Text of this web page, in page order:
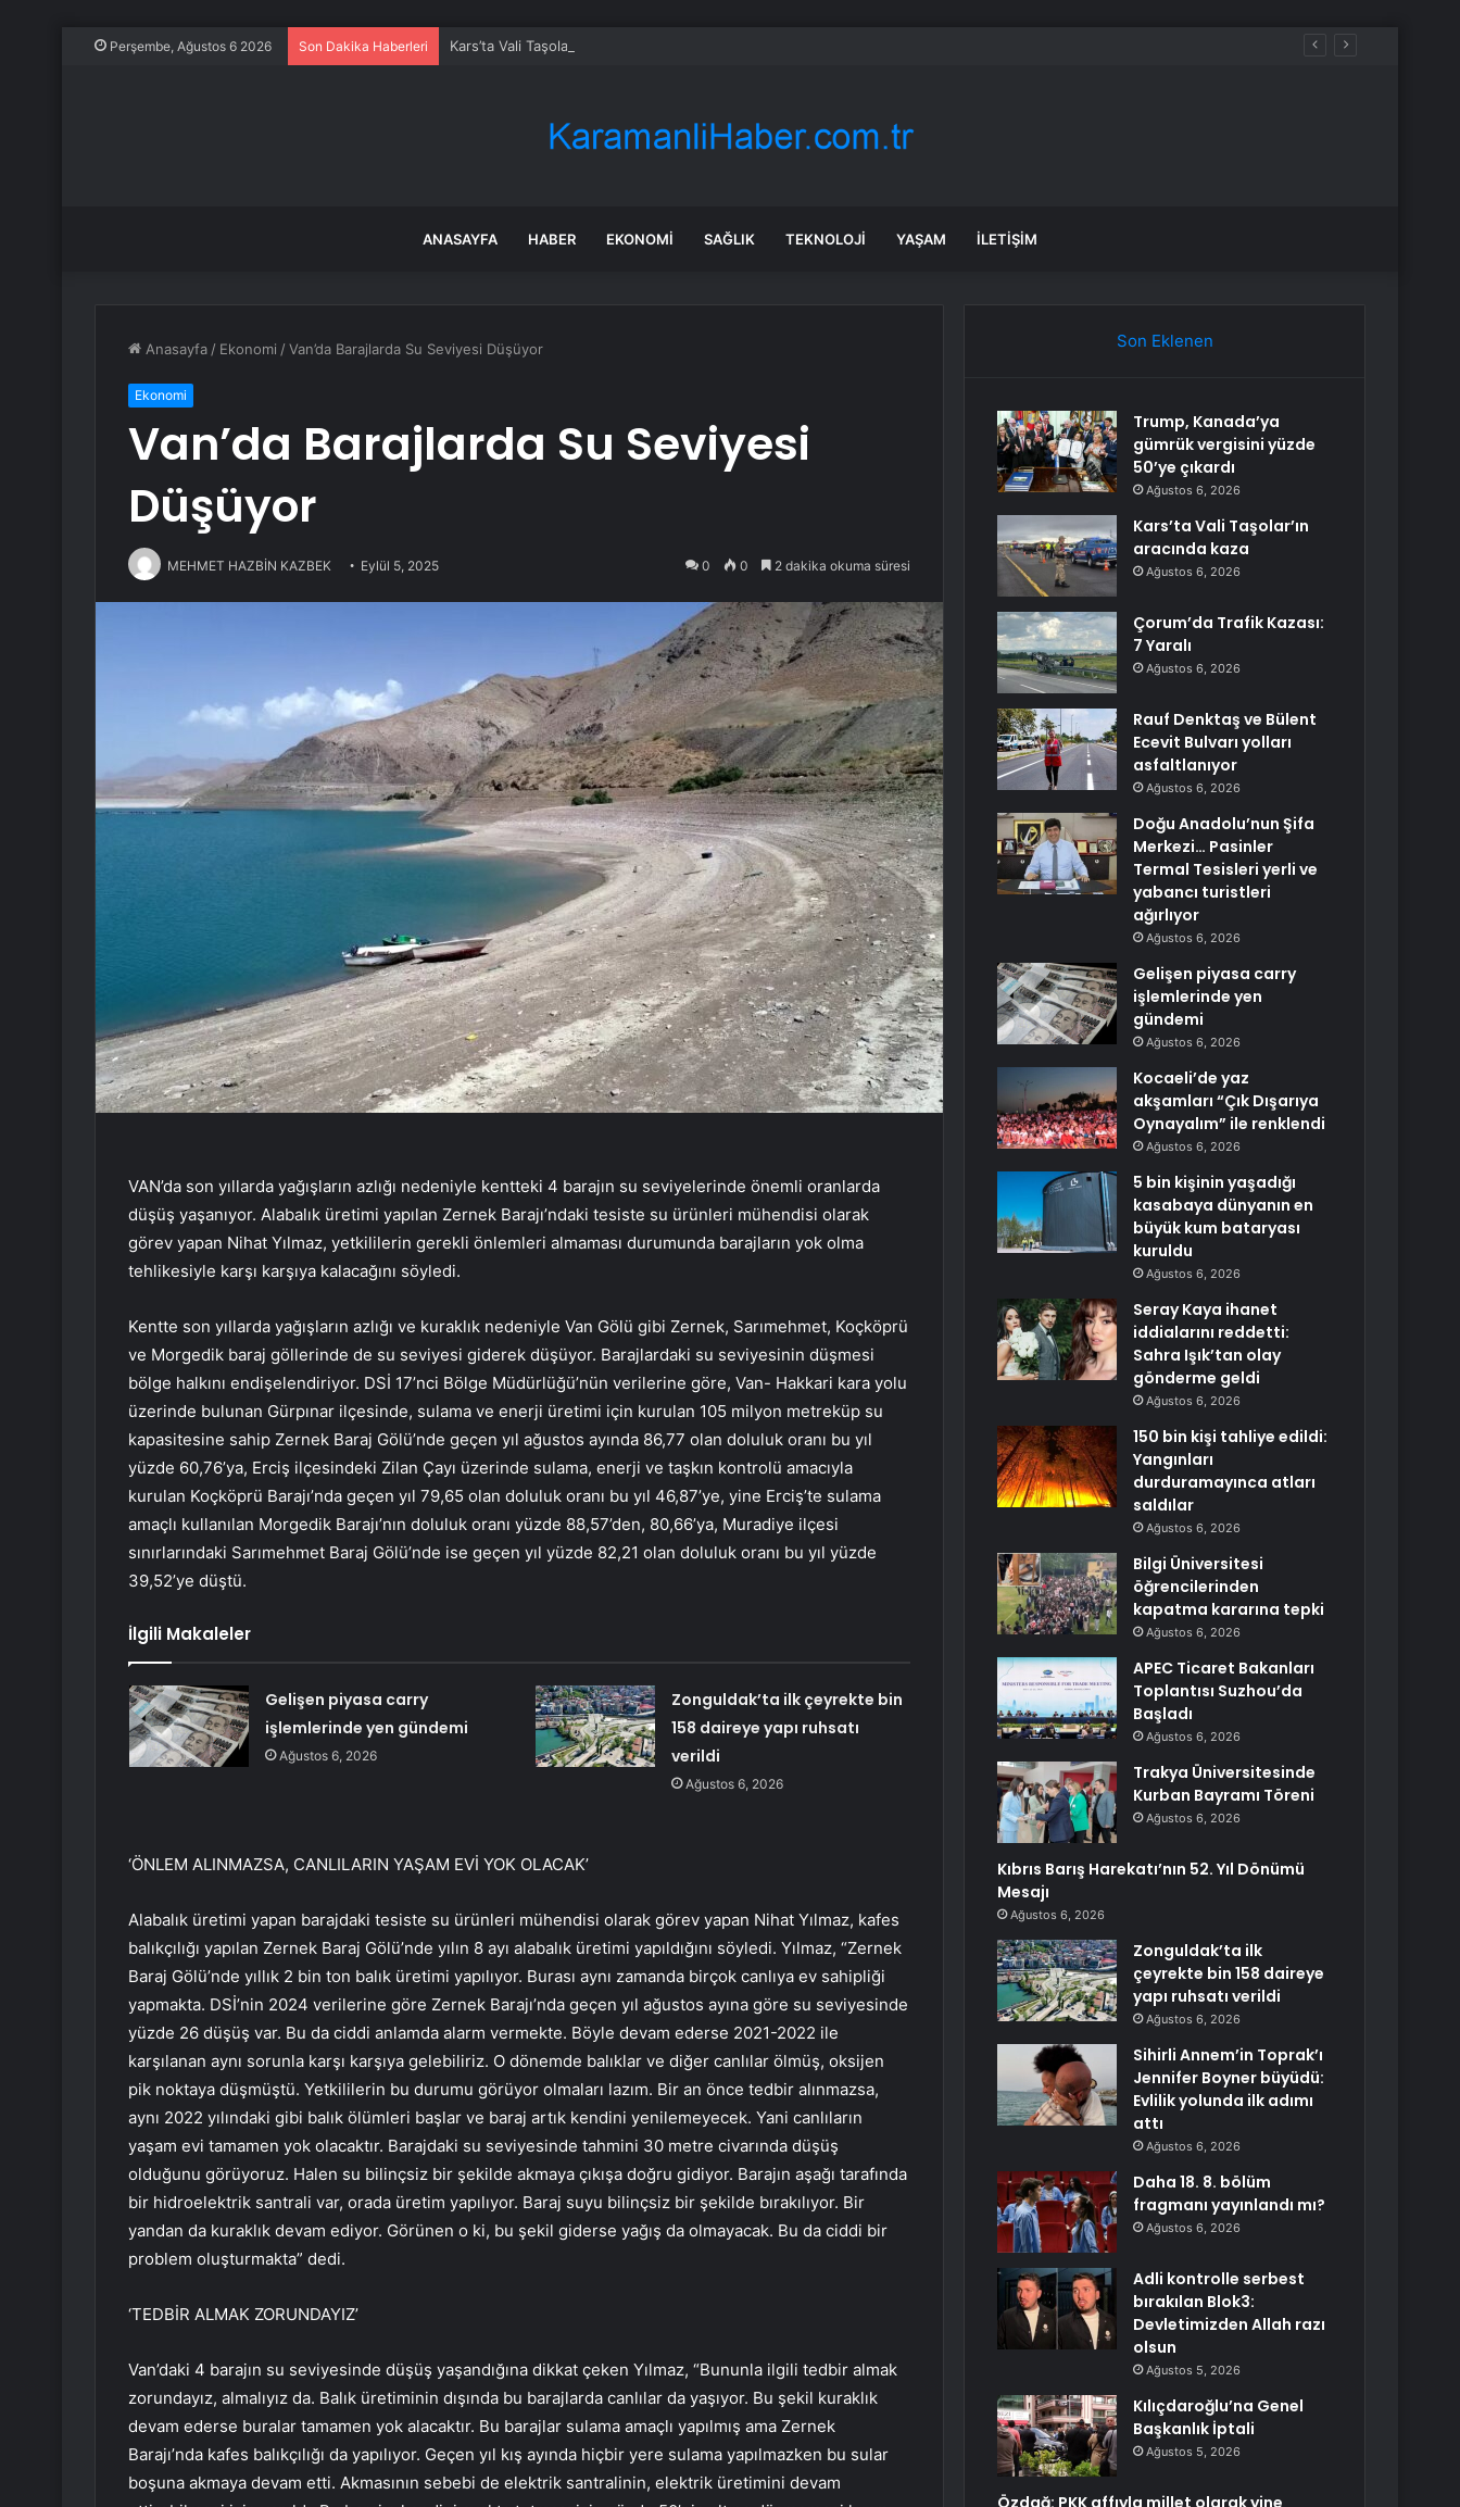
Perşembe, Ağustos 6 2026 Son Dakika Haberleri Kars’ta Vali Taşolar’ın aracında kaza
ANASAYFA HABER EKONOMI SAĞLIK TEKNOLOJI YAŞAM İLETIŞIM
Anasayfa / Ekonomi /Van’da Barajlarda Su Seviyesi Düşüyor
Ekonomi
Van’da Barajlarda Su Seviyesi
Düşüyor
MEHMET HAZBİN KAZBEK Eylül 5, 2025 0 0 2 dakika okuma süresi
VAN’da son yıllarda yağışların azlığı nedeniyle kentteki 4 barajın su seviyelerinde önemli oranlarda
düşüş yaşanıyor. Alabalık üretimi yapılan Zernek Barajı’ndaki tesiste su ürünleri mühendisi olarak
görev yapan Nihat Yılmaz, yetkililerin gerekli önlemleri almaması durumunda barajların yok olma
tehlikesiyle karşı karşıya kalacağını söyledi.
Kentte son yıllarda yağışların azlığı ve kuraklık nedeniyle Van Gölü gibi Zernek, Sarımehmet, Koçköprü
ve Morgedik baraj göllerinde de su seviyesi giderek düşüyor. Barajlardaki su seviyesinin düşmesi
bölge halkını endişelendiriyor. DSİ 17’nci Bölge Müdürlüğü’nün verilerine göre, Van- Hakkari kara yolu
üzerinde bulunan Gürpınar ilçesinde, sulama ve enerji üretimi için kurulan 105 milyon metreküp su
kapasitesine sahip Zernek Baraj Gölü’nde geçen yıl ağustos ayında 86,77 olan doluluk oranı bu yıl
yüzde 60,76’ya, Erciş ilçesindeki Zilan Çayı üzerinde sulama, enerji ve taşkın kontrolü amacıyla
kurulan Koçköprü Barajı’nda geçen yıl 79,65 olan doluluk oranı bu yıl 46,87’ye, yine Erciş’te sulama
amaçlı kullanılan Morgedik Barajı’nın doluluk oranı yüzde 88,57’den, 80,66’ya, Muradiye ilçesi
sınırlarındaki Sarımehmet Baraj Gölü’nde ise geçen yıl yüzde 82,21 olan doluluk oranı bu yıl yüzde
39,52’ye düştü.
İlgili Makaleler
Gelişen piyasa carry
işlemlerinde yen gündemi
Ağustos 6, 2026
Zonguldak’ta ilk çeyrekte bin
158 daireye yapı ruhsatı
verildi
Ağustos 6, 2026
‘ÖNLEM ALINMAZSA, CANLILARIN YAŞAM EVİ YOK OLACAK’
Alabalık üretimi yapan barajdaki tesiste su ürünleri mühendisi olarak görev yapan Nihat Yılmaz, kafes
balıkçılığı yapılan Zernek Baraj Gölü’nde yılın 8 ayı alabalık üretimi yapıldığını söyledi. Yılmaz, “Zernek
Baraj Gölü’nde yıllık 2 bin ton balık üretimi yapılıyor. Burası aynı zamanda birçok canlıya ev sahipliği
yapmakta. DSİ’nin 2024 verilerine göre Zernek Barajı’nda geçen yıl ağustos ayına göre su seviyesinde
yüzde 26 düşüş var. Bu da ciddi anlamda alarm vermekte. Böyle devam ederse 2021-2022 ile
karşılanan aynı sorunla karşı karşıya gelebiliriz. O dönemde balıklar ve diğer canlılar ölmüş, oksijen
pik noktaya düşmüştü. Yetkililerin bu durumu görüyor olmaları lazım. Bir an önce tedbir alınmazsa,
aynı 2022 yılındaki gibi balık ölümleri başlar ve baraj artık kendini yenilemeyecek. Yani canlıların
yaşam evi tamamen yok olacaktır. Barajdaki su seviyesinde tahmini 30 metre civarında düşüş
olduğunu görüyoruz. Halen su bilinçsiz bir şekilde akmaya çıkışa doğru gidiyor. Barajın aşağı tarafında
bir hidroelektrik santrali var, orada üretim yapılıyor. Baraj suyu bilinçsiz bir şekilde bırakılıyor. Bir
yandan da kuraklık devam ediyor. Görünen o ki, bu şekil giderse yağış da olmayacak. Bu da ciddi bir
problem oluşturmakta” dedi.
‘TEDBİR ALMAK ZORUNDAYIZ’
Van’daki 4 barajın su seviyesinde düşüş yaşandığına dikkat çeken Yılmaz, “Bununla ilgili tedbir almak
zorundayız, almalıyız da. Balık üretiminin dışında bu barajlarda canlılar da yaşıyor. Bu şekil kuraklık
devam ederse buralar tamamen yok alacaktır. Bu barajlar sulama amaçlı yapılmış ama Zernek
Barajı’nda kafes balıkçılığı da yapılıyor. Geçen yıl kış ayında hiçbir yere sulama yapılmazken bu sular
boşuna akmaya devam etti. Akmasının sebebi de elektrik santralinin, elektrik üretimini devam
Son Eklenen
Trump, Kanada’ya
gümrük vergisini yüzde
50’ye çıkardı
Ağustos 6, 2026
Kars’ta Vali Taşolar’ın
aracında kaza
Ağustos 6, 2026
Çorum’da Trafik Kazası:
7 Yaralı
Ağustos 6, 2026
Rauf Denktaş ve Bülent
Ecevit Bulvarı yolları
asfaltlanıyor
Ağustos 6, 2026
Doğu Anadolu’nun Şifa
Merkezi… Pasinler
Termal Tesisleri yerli ve
yabancı turistleri
ağırlıyor
Ağustos 6, 2026
Gelişen piyasa carry
işlemlerinde yen
gündemi
Ağustos 6, 2026
Kocaeli’de yaz
akşamları “Çık Dışarıya
Oynayalım” ile renklendi
Ağustos 6, 2026
5 bin kişinin yaşadığı
kasabaya dünyanın en
büyük kum bataryası
kuruldu
Ağustos 6, 2026
Seray Kaya ihanet
iddialarını reddetti:
Sahra Işık’tan olay
gönderme geldi
Ağustos 6, 2026
150 bin kişi tahliye edildi:
Yangınları
durduramayınca atları
saldılar
Ağustos 6, 2026
Bilgi Üniversitesi
öğrencilerinden
kapatma kararına tepki
Ağustos 6, 2026
APEC Ticaret Bakanları
Toplantısı Suzhou’da
Başladı
Ağustos 6, 2026
Trakya Üniversitesinde
Kurban Bayramı Töreni
Ağustos 6, 2026
Kıbrıs Barış Harekatı’nın 52. Yıl Dönümü
Mesajı
Ağustos 6, 2026
Zonguldak’ta ilk
çeyrekte bin 158 daireye
yapı ruhsatı verildi
Ağustos 6, 2026
Sihirli Annem’in Toprak’ı
Jennifer Boyner büyüdü:
Evlilik yolunda ilk adımı
attı
Ağustos 6, 2026
Daha 18. 8. bölüm
fragmanı yayınlandı mı?
Ağustos 6, 2026
Adli kontrolle serbest
bırakılan Blok3:
Devletimizden Allah razı
olsun
Ağustos 5, 2026
Kılıçdaroğlu’na Genel
Başkanlık İptali
Ağustos 5, 2026
Özdağ: PKK affıyla millet olarak yine